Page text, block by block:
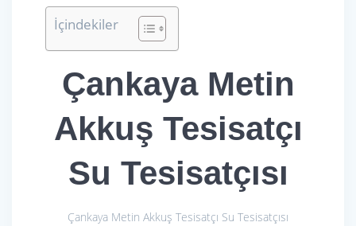
İçindekiler
Çankaya Metin
Akkuş Tesisatçı
Su Tesisatçısı
Çankaya Metin Akkuş Tesisatçı Su Tesisatçısı